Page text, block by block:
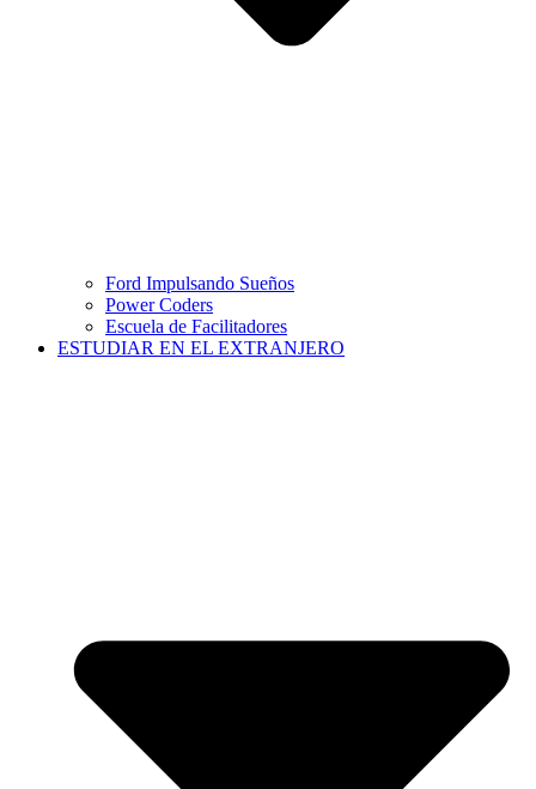
Ford Impulsando Sueños
Power Coders
Escuela de Facilitadores
ESTUDIAR EN EL EXTRANJERO